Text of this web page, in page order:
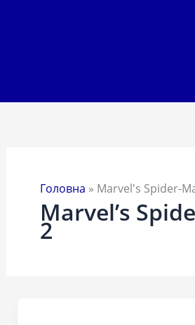
Головна » Marvel's Spider-
Marvel’s
2